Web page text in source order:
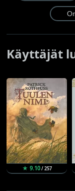
Käyttäjät
★ 9.10/ 257